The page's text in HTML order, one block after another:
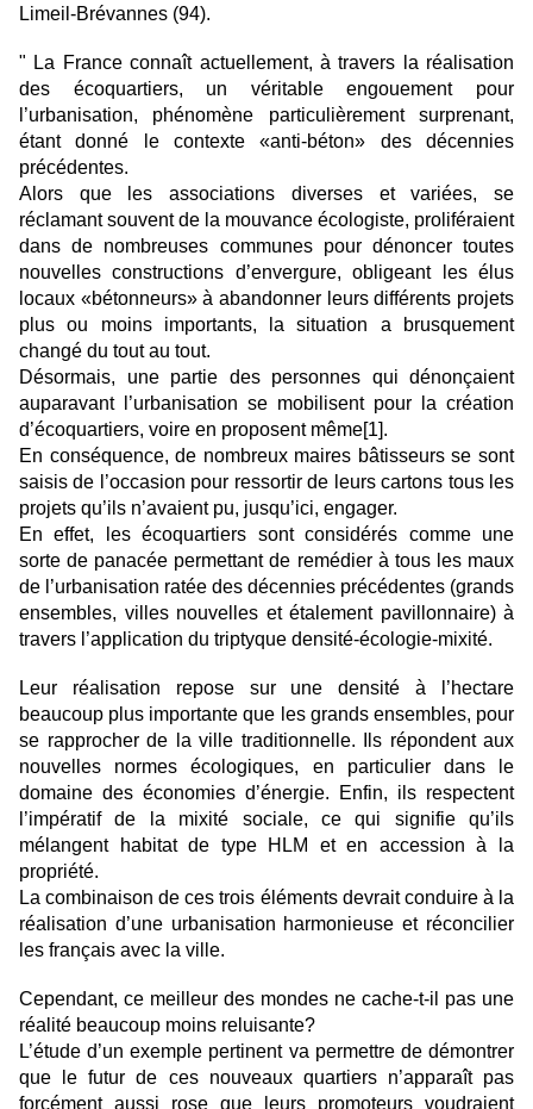
Limeil-Brévannes (94).
" La France connaît actuellement, à travers la réalisation
des écoquartiers, un véritable engouement pour
l’urbanisation, phénomène particulièrement surprenant,
étant donné le contexte «anti-béton» des décennies
précédentes.
Alors que les associations diverses et variées, se
réclamant souvent de la mouvance écologiste, proliféraient
dans de nombreuses communes pour dénoncer toutes
nouvelles constructions d’envergure, obligeant les élus
locaux «bétonneurs» à abandonner leurs différents projets
plus ou moins importants, la situation a brusquement
changé du tout au tout.
Désormais, une partie des personnes qui dénonçaient
auparavant l’urbanisation se mobilisent pour la création
d’écoquartiers, voire en proposent même[1].
En conséquence, de nombreux maires bâtisseurs se sont
saisis de l’occasion pour ressortir de leurs cartons tous les
projets qu’ils n’avaient pu, jusqu’ici, engager.
En effet, les écoquartiers sont considérés comme une
sorte de panacée permettant de remédier à tous les maux
de l’urbanisation ratée des décennies précédentes (grands
ensembles, villes nouvelles et étalement pavillonnaire) à
travers l’application du triptyque densité-écologie-mixité.
Leur réalisation repose sur une densité à l’hectare
beaucoup plus importante que les grands ensembles, pour
se rapprocher de la ville traditionnelle. Ils répondent aux
nouvelles normes écologiques, en particulier dans le
domaine des économies d’énergie. Enfin, ils respectent
l’impératif de la mixité sociale, ce qui signifie qu’ils
mélangent habitat de type HLM et en accession à la
propriété.
La combinaison de ces trois éléments devrait conduire à la
réalisation d’une urbanisation harmonieuse et réconcilier
les français avec la ville.
Cependant, ce meilleur des mondes ne cache-t-il pas une
réalité beaucoup moins reluisante?
L’étude d’un exemple pertinent va permettre de démontrer
que le futur de ces nouveaux quartiers n’apparaît pas
forcément aussi rose que leurs promoteurs voudraient